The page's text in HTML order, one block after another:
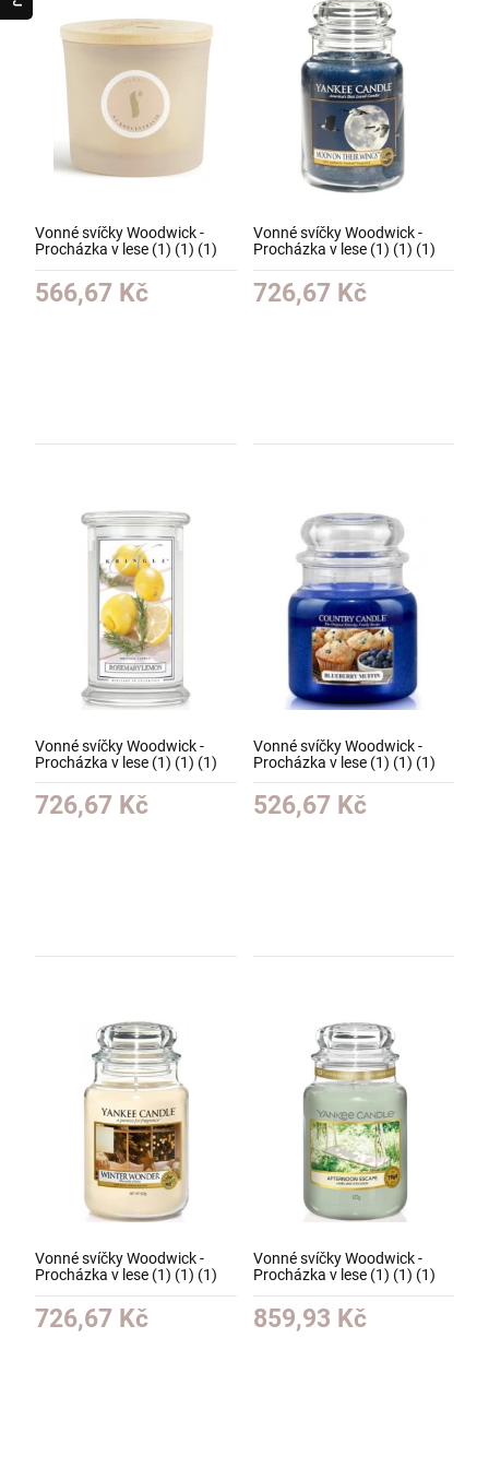
Vonné svíčky Woodwick -
Procházka v lese (1) (1) (1)
(1) (1) (1) (1) (1) (1) (1) (1)
(1)
566,67 Kč
Vonné svíčky Woodwick -
Procházka v lese (1) (1) (1)
(1) (1) (1) (1) (1) (1) (1) (1)
(1) (1)
726,67 Kč
Vonné svíčky Woodwick -
Procházka v lese (1) (1) (1)
(1) (1) (1) (1) (1) (1) (1) (1)
(1) (1)
726,67 Kč
Vonné svíčky Woodwick -
Procházka v lese (1) (1) (1)
(1) (1) (1) (1) (1) (1) (1) (1)
(1) (1)
526,67 Kč
Vonné svíčky Woodwick -
Procházka v lese (1) (1) (1)
(1) (1)
726,67 Kč
Vonné svíčky Woodwick -
Procházka v lese (1) (1) (1)
(1) (1)
859,93 Kč